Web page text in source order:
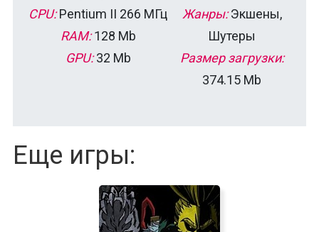
CPU:Pentium II 266 МГц
RAM:128 Mb
GPU:32 Mb
Жанры:Экшены,
Шутеры
Размер загрузки:
374.15 Mb
Еще игры: